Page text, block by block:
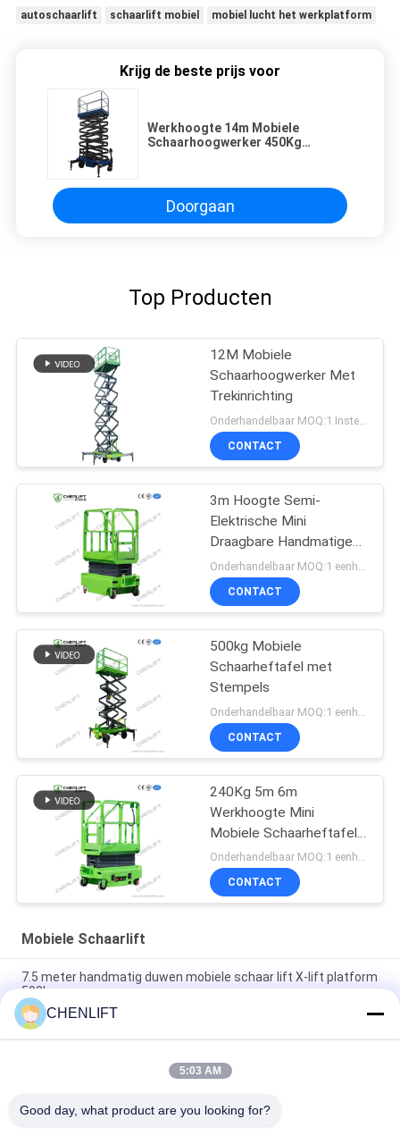
autoschaarlift schaarlift mobiel mobiel lucht het werkplatform
Krijg de beste prijs voor
Werkhoogte 14m Mobiele
Schaarhoogwerker 450Kg
Regenbestendige Bedieningskast
Doorgaan
Top Producten
12M Mobiele
Schaarhoogwerker Met
Trekinrichting
Onderhandelbaar MOQ:1 Instellen
CONTACT
3m Hoogte Semi-
Elektrische Mini
Draagbare Handmatige
Duw Schaarheftafel
Voor Magazijn
CONTACT
500kg Mobiele
Schaarheftafel met
Stempels
CONTACT
240Kg 5m 6m
Werkhoogte Mini
Mobiele Schaarheftafel
Met UitbreidingsplatformOnderhandelbaar MOQ:1 eenheid
CONTACT
Mobiele Schaarlift
7.5 meter handmatig duwen mobiele schaar lift X-lift platform
500kg
14M Kleine Elektrische Schaarhoogwerker Met Gemotoriseerd
Apparaat Laadvermogen Van 450Kg
Mini Handbediende 3,9 Meter Hoogwerkplatform met Anti-Slip
CHENLIFT
5:03 AM
Good day, what product are you looking for?